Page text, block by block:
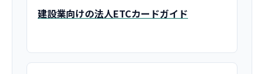
建設業向けの法人ETCカードガイド